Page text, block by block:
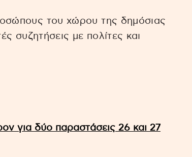
του χώρου της δημόσιας
συζητήσεις με πολίτες και
για δύο παραστάσεις 26 και 27